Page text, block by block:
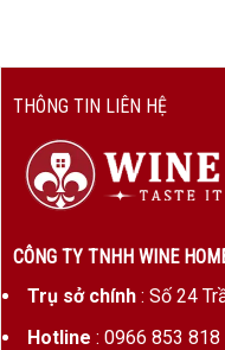
Vùng
vang
Nhà sản
Vina
THÔNG TIN LIÊN HỆ
CÔNG TY TNHH WINE
Trụ sở chính: Số 24
Hotline : 0966 853 818